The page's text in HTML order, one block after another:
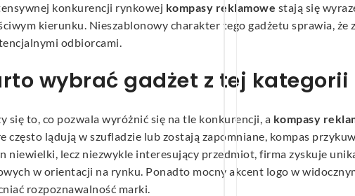
konkurencji rynkowej kompasy reklamowe stają się
kierunku. Nieszablonowy charakter tego gadżetu sprawia,
odbiorcami.
wybrać gadżet z tej kategorii
się to, co pozwala wyróżnić się na tle konkurencji, a kompasy
często lądują w szufladzie lub zostają zapomniane, kompas
niewielki, lecz niezwykle interesujący przedmiot, firma zyskuje
w orientacji na rynku. Ponadto mocny akcent logo w
rozpoznawalność marki.